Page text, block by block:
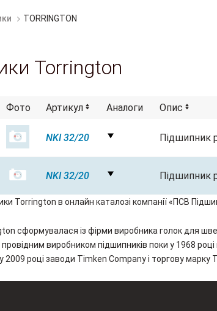
TORRINGTON
Torrington
Фото Артикул Аналоги Опис
NKI 32/20 Підшипник
NKI 32/20 Підшипник
Torrington в онлайн каталозі компанії «ПСВ
сформувалася із фірми виробника голок для
провідним виробником підшипників поки у 1968
2009 році заводи Timken Company і торгову марку